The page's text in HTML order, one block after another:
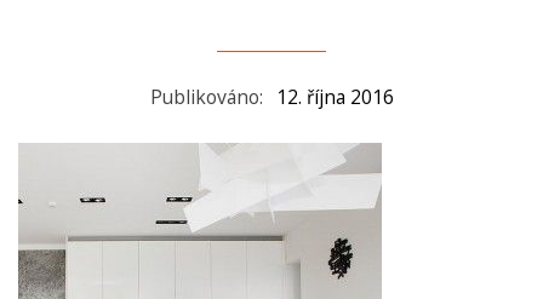
Publikováno: 12. října 2016